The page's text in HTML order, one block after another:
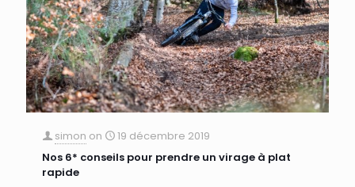
simon on
19 décembre 2019
Nos 6* conseils pour prendre un virage à plat
rapide